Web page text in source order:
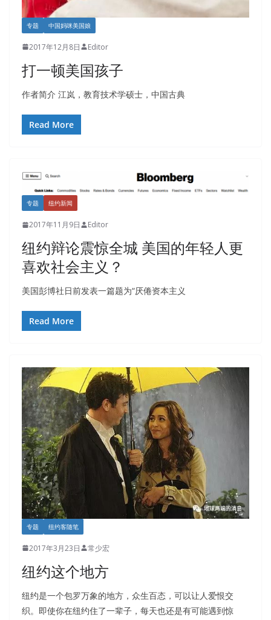
专题 中国妈咪美国娘
2017年12月8日 Editor
打一顿美国孩子
作者简介 江岚，教育技术学硕士，中国古典
Read More
专题 纽约新闻
2017年11月9日 Editor
纽约辩论震惊全城 美国的年轻人更
喜欢社会主义？
美国彭博社日前发表一篇题为“厌倦资本主义
Read More
专题 纽约客随笔
2017年3月23日 常少宏
纽约这个地方
纽约是一个包罗万象的地方，众生百态，可以让人爱恨交
织。即使你在纽约住了一辈子，每天也还是有可能遇到惊